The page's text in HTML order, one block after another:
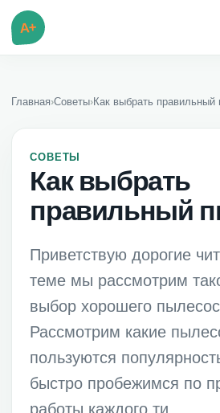
A+
Главная›Советы›Как выбрать правильный
СОВЕТЫ
Как выбрать
правильный
Приветствую дорогие
теме мы рассмотрим
выбор хорошего
Рассмотрим какие
пользуются
быстро пробежимся по
работы каждого ти